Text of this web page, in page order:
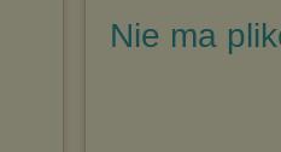
Nie ma